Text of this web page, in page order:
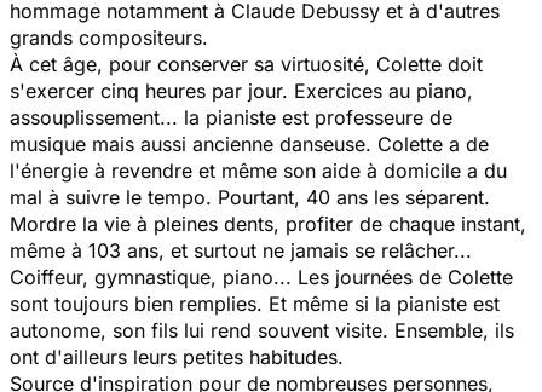
hommage notamment à Claude Debussy et à d'autres
grands compositeurs.
À cet âge, pour conserver sa virtuosité, Colette doit
s'exercer cinq heures par jour. Exercices au piano,
assouplissement... la pianiste est professeure de
musique mais aussi ancienne danseuse. Colette a de
l'énergie à revendre et même son aide à domicile a du
mal à suivre le tempo. Pourtant, 40 ans les séparent.
Mordre la vie à pleines dents, profiter de chaque instant,
même à 103 ans, et surtout ne jamais se relâcher...
Coiffeur, gymnastique, piano... Les journées de Colette
sont toujours bien remplies. Et même si la pianiste est
autonome, son fils lui rend souvent visite. Ensemble, ils
ont d'ailleurs leurs petites habitudes.
Source d'inspiration pour de nombreuses personnes,